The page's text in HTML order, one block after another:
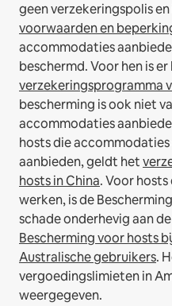
geen verzekeringspolis
voorwaarden en
accommodaties
beschermd. Voor hen is er
verzekeringsprogramma
bescherming is ook niet
accommodaties
hosts die
aanbieden, geldt het
hosts in China.Voor hosts
werken, is de
schade onderhevig aan
Bescherming voor hosts
Australische gebruikers.
vergoedingslimieten in
weergegeven.